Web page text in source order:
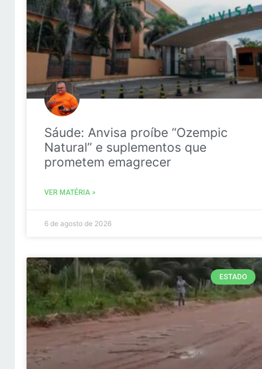
Sáude: Anvisa proíbe “Ozempic
Natural” e suplementos que
prometem emagrecer
VER MATÉRIA »
6 de agosto de 2026
ESTADO